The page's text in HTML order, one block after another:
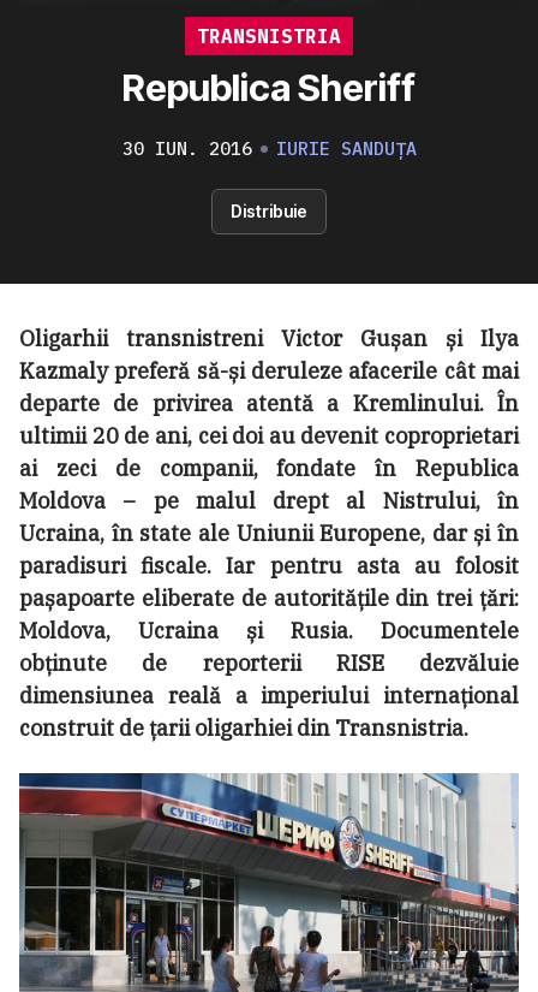
TRANSNISTRIA
Republica Sheriff
30 IUN. 2016 IURIE SANDUȚA
Distribuie
Oligarhii transnistreni Victor Gușan și Ilya
Kazmaly preferă să-și deruleze afacerile cât mai
departe de privirea atentă a Kremlinului. În
ultimii 20 de ani, cei doi au devenit coproprietari
ai zeci de companii, fondate în Republica
Moldova – pe malul drept al Nistrului, în
Ucraina, în state ale Uniunii Europene, dar și în
paradisuri fiscale. Iar pentru asta au folosit
pașapoarte eliberate de autoritățile din trei țări:
Moldova, Ucraina și Rusia. Documentele
obținute de reporterii RISE dezvăluie
dimensiunea reală a imperiului internațional
construit de țarii oligarhiei din Transnistria.